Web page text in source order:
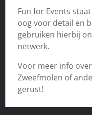
Fun for Events
oog voor detail en
gebruiken hierbij
netwerk.
Voor meer info
Zweefmolen of
gerust!